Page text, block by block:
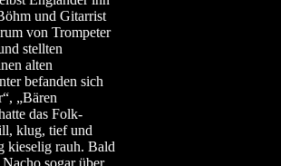
und Gitarrist
von Trompeter
stellten
alten
befanden sich
„Bären
das Folk-
klug, tief und
kieselig rauh. Bald
sogar über